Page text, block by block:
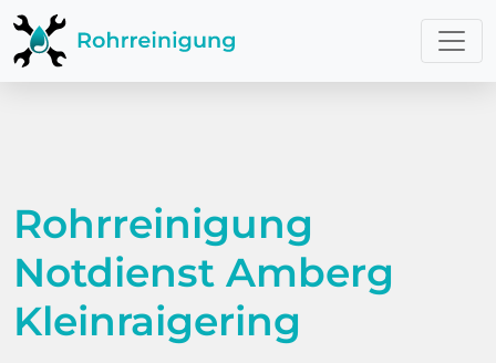
Rohrreinigung
Notdienst Amberg
Kleinraigering